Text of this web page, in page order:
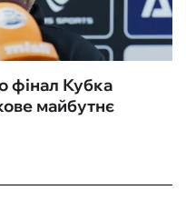
фінал Кубка
майбутнє